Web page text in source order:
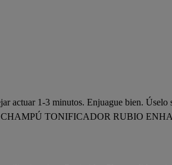
1-3 minutos. Enjuague bien. Úselo
CHAMPÚ TONIFICADOR RUBIO